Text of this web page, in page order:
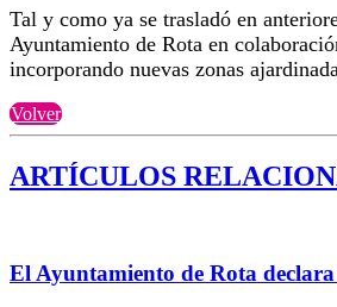
Tal y como ya se trasladó en
Ayuntamiento de Rota en
incorporando nuevas zonas
Volver
ARTÍCULOS
El Ayuntamiento de Rota